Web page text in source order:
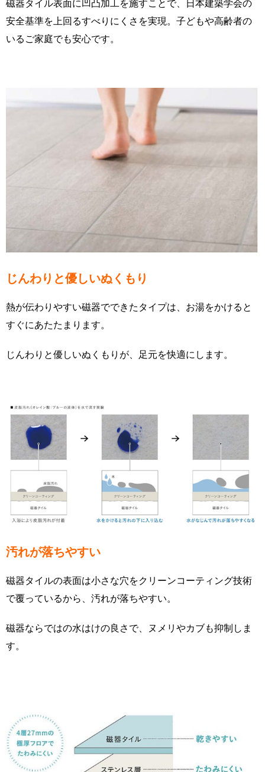
磁器タイル表面に凹凸加工を施すことで、日本建築学会の
安全基準を上回るすべりにくさを実現。子どもや高齢者の
いるご家庭でも安心です。
じんわりと優しいぬくもり
熱が伝わりやすい磁器でできたタイプは、お湯をかけると
すぐにあたたまります。
じんわりと優しいぬくもりが、足元を快適にします。
汚れが落ちやすい
磁器タイルの表面は小さな穴をクリーンコーティング技術
で覆っているから、汚れが落ちやすい。
磁器ならではの水はけの良さで、ヌメリやカブも抑制しま
す。